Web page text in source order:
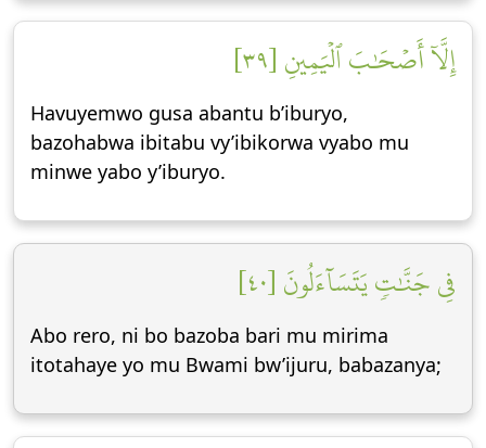
إِلَّآ أَصۡحَٰبَ ٱلۡيَمِينِ [٣٩]
Havuyemwo gusa abantu b’iburyo,
bazohabwa ibitabu vy’ibikorwa vyabo mu
minwe yabo y’iburyo.
فِي جَنَّٰتٖ يَتَسَآءَلُونَ [٤٠]
Abo rero, ni bo bazoba bari mu mirima
itotahaye yo mu Bwami bw’ijuru, babazanya;